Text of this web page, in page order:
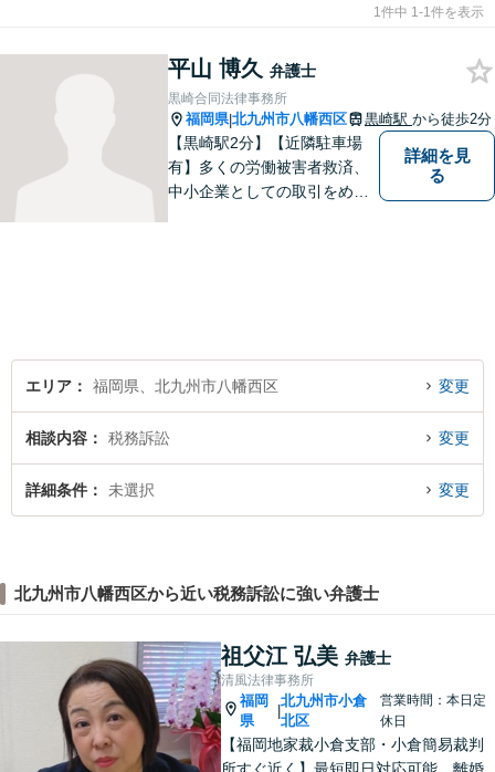
1件中 1-1件を表示
平山 博久 弁護士
黒崎合同法律事務所
福岡県|北九州市八幡西区 黒崎駅 から徒歩2分
【黒崎駅2分】【近隣駐車場
有】多くの労働被害者救済、
中小企業としての取引をめぐ
詳細を見
る
エリア 福岡県、北九州市八幡西区 変更
相談内容 税務訴訟 変更
詳細条件 未選択 変更
北九州市八幡西区から近い税務訴訟に強い弁護士
祖父江 弘美 弁護士
清風法律事務所
福岡
県
|
北九州市小倉
北区
営業時間：本日定
休日
【福岡地家裁小倉支部・小倉簡易裁判
所すぐ近く】最短即日対応可能。離婚